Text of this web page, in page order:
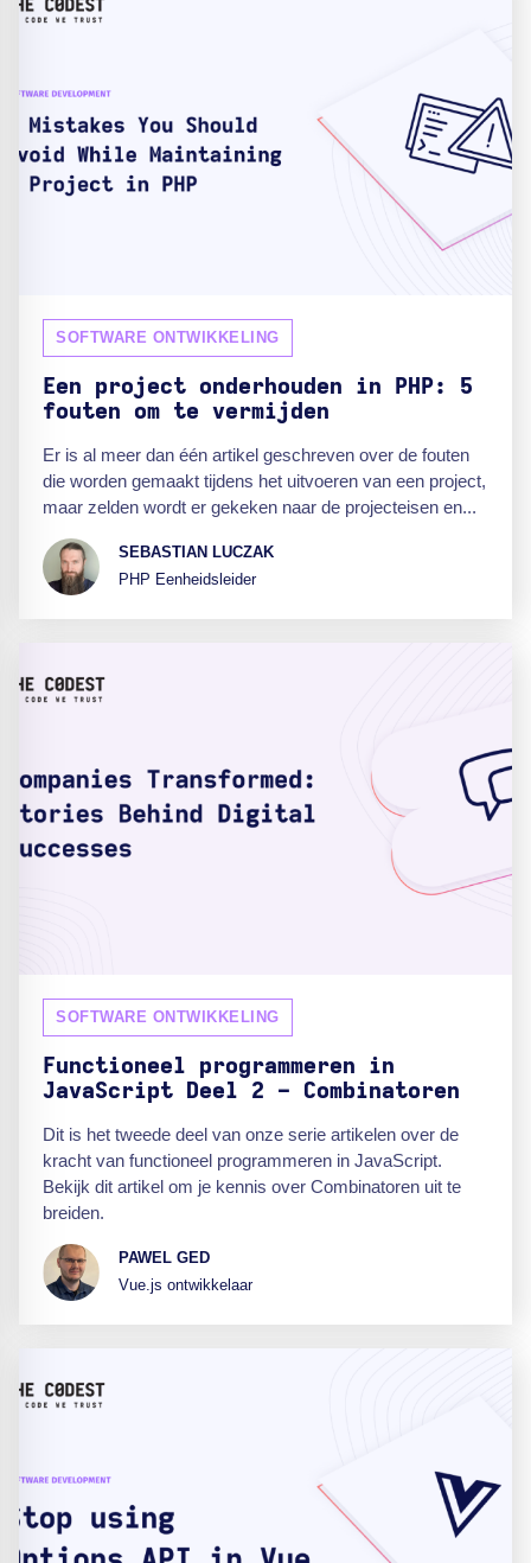
SOFTWARE ONTWIKKELING
Een project onderhouden in PHP: 5
fouten om te vermijden
Er is al meer dan één artikel geschreven over de fouten
die worden gemaakt tijdens het uitvoeren van een project,
maar zelden wordt er gekeken naar de projecteisen en...
SEBASTIAN LUCZAK
PHP Eenheidsleider
SOFTWARE ONTWIKKELING
Functioneel programmeren in
JavaScript Deel 2 - Combinatoren
Dit is het tweede deel van onze serie artikelen over de
kracht van functioneel programmeren in JavaScript.
Bekijk dit artikel om je kennis over Combinatoren uit te
breiden.
PAWEL GED
Vue.js ontwikkelaar